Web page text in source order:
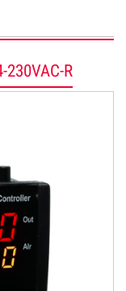
230VAC-R